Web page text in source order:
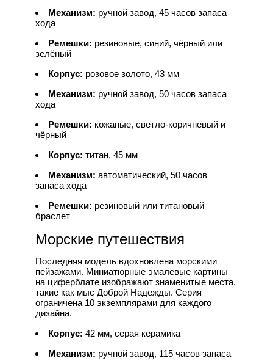
Механизм: ручной завод, 45 часов запаса
хода
Ремешки: резиновые, синий, чёрный или
зелёный
Корпус: розовое золото, 43 мм
Механизм: ручной завод, 50 часов запаса
хода
Ремешки: кожаные, светло-коричневый и
чёрный
Корпус: титан, 45 мм
Механизм: автоматический, 50 часов
запаса хода
Ремешки: резиновый или титановый
браслет
Морские путешествия
Последняя модель вдохновлена морскими
пейзажами. Миниатюрные эмалевые картины
на циферблате изображают знаменитые места,
такие как мыс Доброй Надежды. Серия
ограничена 10 экземплярами для каждого
дизайна.
Корпус: 42 мм, серая керамика
Механизм: ручной завод, 115 часов запаса